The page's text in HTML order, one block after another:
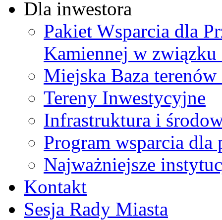
Dla inwestora
Pakiet Wsparcia dla
Kamiennej w
Miejska Baza
Tereny Inwestycyjne
Infrastruktura i
Program wsparcia
Najważniejsze
Kontakt
Sesja Rady Miasta